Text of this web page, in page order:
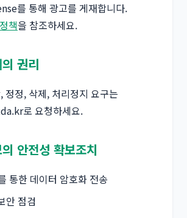
를 통해 광고를 게재합니다.
책을 참조하세요.
권리
정정, 삭제, 처리정지 요구는
로 요청하세요.
안전성 확보조치
통한 데이터 암호화 전송
안 점검